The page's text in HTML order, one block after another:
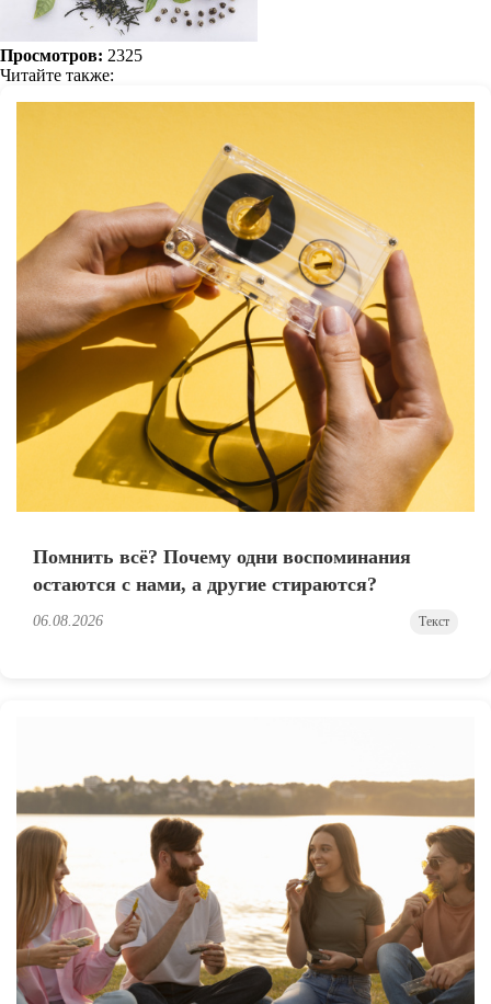
Просмотров: 2325
Читайте также:
Помнить всё? Почему одни воспоминания
остаются с нами, а другие стираются?
06.08.2026 Текст